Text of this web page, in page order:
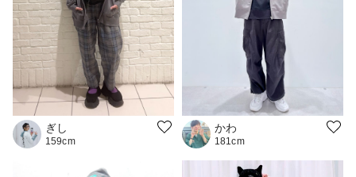
ぎし
159cm
かわ
181cm